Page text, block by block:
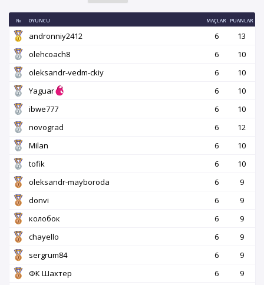
№ OYUNCU MAÇLAR PUANLAR
andronniy2412 6
13
olehcoach8
6
10
oleksandr-vedm-ckiy
6
10
Yaguar
6
10
ibwe777
6
10
novograd
6
12
Milan
6
10
tofik
6
10
oleksandr-mayboroda
6
9
donvi
6
9
колобок
6
9
chayello
6
9
sergrum84
6
9
ФК Шахтер
6
9